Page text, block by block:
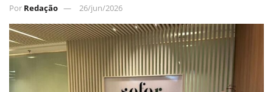
Por Redação 26/jun/2026